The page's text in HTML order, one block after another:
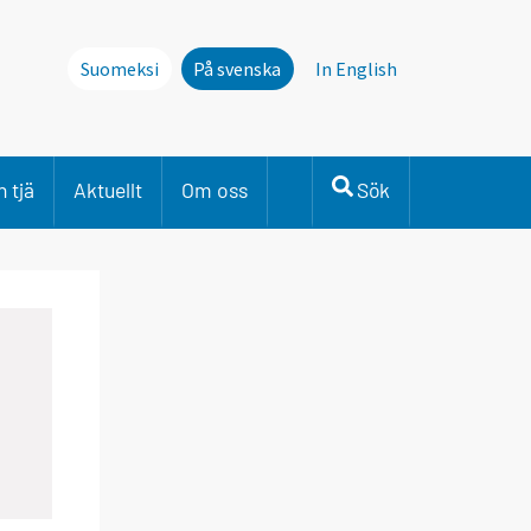
Suomeksi På svenska In English
tjä Aktuellt Om oss Sök